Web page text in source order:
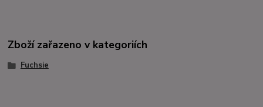
Zboží zařazeno v kategoriích
Fuchsie